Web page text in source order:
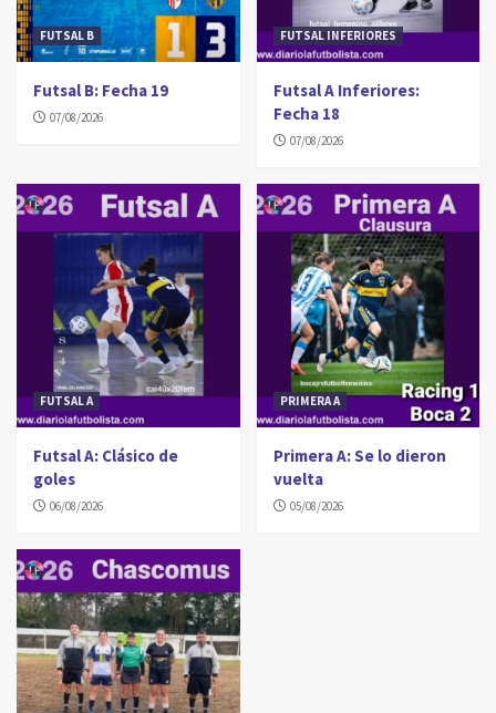
FUTSAL B
Futsal B: Fecha 19
07/08/2026
FUTSAL INFERIORES
Futsal A Inferiores:
Fecha 18
07/08/2026
FUTSAL A
Futsal A: Clásico de
goles
06/08/2026
PRIMERA A
Primera A: Se lo dieron
vuelta
05/08/2026